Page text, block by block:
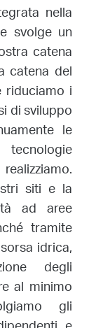
nella
svolge un
catena
catena del
i
di sviluppo
le
siti e la
ad aree
tramite
idrica,
degli
al minimo
gli